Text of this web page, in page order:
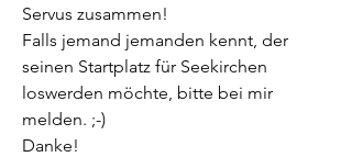
Servus zusammen!
Falls jemand jemanden kennt, der
seinen Startplatz für Seekirchen
loswerden möchte, bitte bei mir
melden. ;-)
Danke!